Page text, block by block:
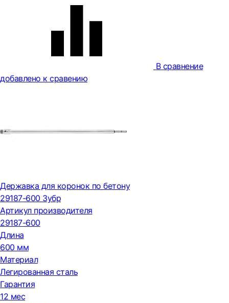
В сравнение
добавлено к сравению
Державка для коронок по бетону
29187-600 Зубр
Артикул производителя
29187-600
Длина
600 мм
Материал
Легированная сталь
Гарантия
12 мес